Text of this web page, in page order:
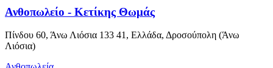
Ανθοπωλείο - Κετίκης Θωμάς
Πίνδου 60, Άνω Λιόσια 133 41, Ελλάδα, Δροσούπολη (Άνω
Λιόσια)